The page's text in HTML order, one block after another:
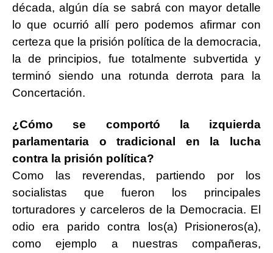
década, algún día se sabrá con mayor detalle
lo que ocurrió allí pero podemos afirmar con
certeza que la prisión política de la democracia,
la de principios, fue totalmente subvertida y
terminó siendo una rotunda derrota para la
Concertación.
¿Cómo se comportó la izquierda
parlamentaria o tradicional en la lucha
contra la prisión política?
Como las reverendas, partiendo por los
socialistas que fueron los principales
torturadores y carceleros de la Democracia. El
odio era parido contra los(a) Prisioneros(a),
como ejemplo a nuestras compañeras,